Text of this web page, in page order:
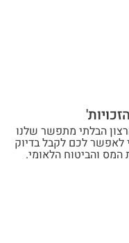
מתפשר שלנו
לכם לקבל בדיוק
הלאומי.